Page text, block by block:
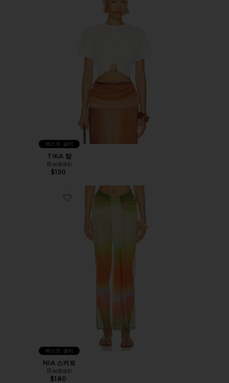
베스트 셀러
TIKA 탑
Baobab
$150
Favorite NIA 스커트
베스트 셀러
NIA 스커트
Baobab
$180